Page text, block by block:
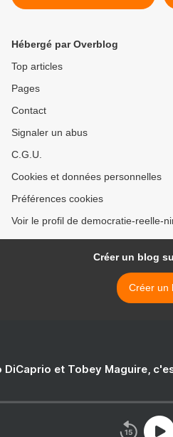
France
Hébergé par Overblog
Top articles
Pages
Contact
Signaler un abus
C.G.U.
Cookies et données personnelles
Préférences cookies
Voir le profil de democratie-reelle-
Créer un blog
Créer un
DiCaprio et Tobey Maguire,